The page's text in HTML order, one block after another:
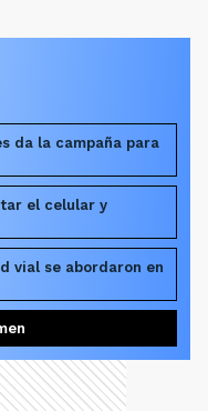
da la campaña para
el celular y
vial se abordaron en